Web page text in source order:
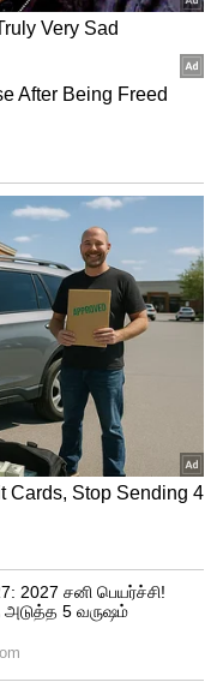
கேட்கப்பட
கடந்த சில
மறு
மீண்டும்
விசாரணை